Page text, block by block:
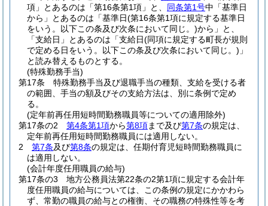
項」とあるのは「第16条第1項」と、 同条第1号中「基準日
から」とあるのは「基準日(第16条第1項に規定する基準日
をいう。以下この条及び次条において同じ。)から」と、
「支給日」とあるのは「支給日(同項に規定する町長が規則
で定める日をいう。以下この条及び次条において同じ。) 」
と読み替えるものとする。
(特殊勤務手当)
第17条
特殊勤務手当及び退職手当の種類、支給を受ける者
の範囲、手当の額及びその支給方法は、別に条例で定め
る。
(定年前再任用短時間勤務職員等についての適用除外)
第17条の2
第4条第1項から第8項まで及び第7条の規定は、
定年前再任用短時間勤務職員には適用しない。
2
第7条及び第8条の規定は、任期付育児短時間勤務職員に
は適用しない。
(会計年度任用職員の給与)
第17条の3
地方公務員法第22条の2第1項に規定する会計年
度任用職員の給与については、この条例の規定にかかわら
ず、常勤の職員の給与との権衡、その職務の特殊性等を考